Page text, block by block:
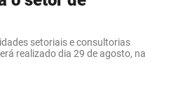
setoriais e consultorias
realizado dia 29 de agosto, na